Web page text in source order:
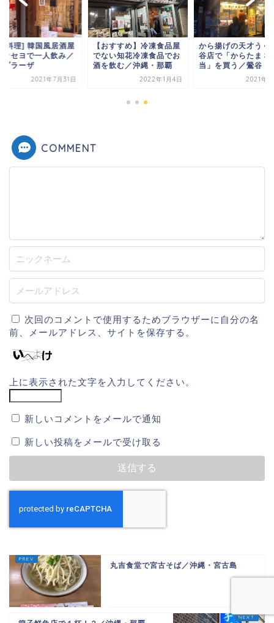
料理] 韓国風居酒屋
オセヨで一人飲み／
プラーザ
2021年7月31日
【おすすめ】冷凍食品屋
でない知花冷凍食品でお
酒を飲む／沖縄・那覇
2022年1月4日
から揚げの天才うぐ
谷店で「からたま３
当」を買う／鶯谷・
2021年6
COMMENT
次回のコメントで使用するためブラウザーに自分の名
前、メールアドレス、サイトを保存する。
上に表示された文字を入力してください。
新しいコメントをメールで通知
新しい投稿をメールで受け取る
丸吉食堂で宮古そば／沖縄・宮古島